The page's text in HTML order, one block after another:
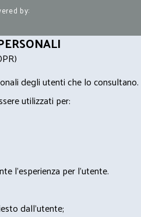
by:
degli utenti che lo consultano.
utilizzati per:
l'esperienza per l'utente.
dall'utente;